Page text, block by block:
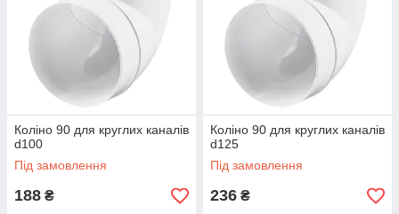
Коліно 90 для круглих каналів
d100
Під замовлення
188 ₴
Коліно 90 для круглих каналів
d125
Під замовлення
236 ₴